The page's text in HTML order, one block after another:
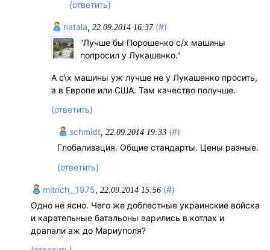
(ответить)
natala, 22.09.2014 16:37 (#)
"Лучше бы Порошенко с/х машины
попросил у Лукашенко."
А с\х машины уж лучше не у Лукашенко просить,
а в Европе или США. Там качество получше.
(ответить)
schmidt,22.09.2014 19:33 (#)
Глобализация. Общие стандарты. Цены разные.
(ответить)
mitrich__1975,22.09.2014 15:56 (#)
Одно не ясно. Чего же доблестные украинские войска
и карательные батальоны варились в котлах и
драпали аж до Мариуполя?